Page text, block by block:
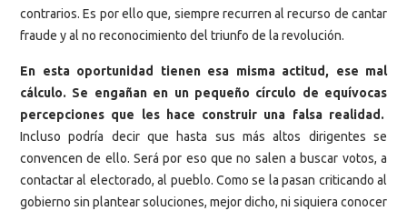
contrarios. Es por ello que, siempre recurren al recurso de cantar
fraude y al no reconocimiento del triunfo de la revolución.
En esta oportunidad tienen esa misma actitud, ese mal
cálculo. Se engañan en un pequeño círculo de equívocas
percepciones que les hace construir una falsa realidad.
Incluso podría decir que hasta sus más altos dirigentes se
convencen de ello. Será por eso que no salen a buscar votos, a
contactar al electorado, al pueblo. Como se la pasan criticando al
gobierno sin plantear soluciones, mejor dicho, ni siquiera conocer